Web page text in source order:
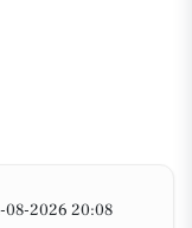
08-2026 20:08